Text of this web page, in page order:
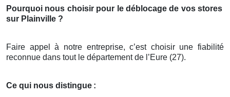
Pourquoi nous choisir pour le déblocage de vos stores
sur Plainville ?
Faire appel à notre entreprise, c’est choisir une fiabilité
reconnue dans tout le département de l’Eure (27).
Ce qui nous distingue :